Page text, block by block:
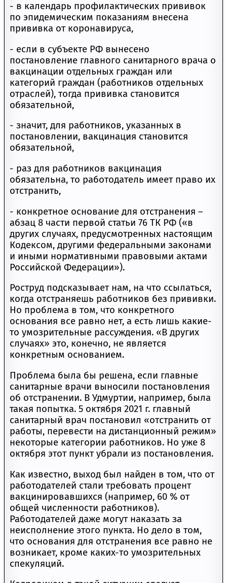
- в календарь профилактических прививок
по эпидемическим показаниям внесена
прививка от коронавируса,
- если в субъекте РФ вынесено
постановление главного санитарного врача о
вакцинации отдельных граждан или
категорий граждан (работников отдельных
отраслей), тогда прививка становится
обязательной,
- значит, для работников, указанных в
постановлении, вакцинация становится
обязательной,
- раз для работников вакцинация
обязательна, то работодатель имеет право их
отстранить,
- конкретное основание для отстранения –
абзац 8 части первой статьи 76 ТК РФ («в
других случаях, предусмотренных настоящим
Кодексом, другими федеральными законами
и иными нормативными правовыми актами
Российской Федерации»).
Роструд подсказывает нам, на что ссылаться,
когда отстраняешь работников без прививки.
Но проблема в том, что конкретного
основания все равно нет, а есть лишь какие-
то умозрительные рассуждения. «В других
случаях» это, конечно, не является
конкретным основанием.
Проблема была бы решена, если главные
санитарные врачи выносили постановления
об отстранении. В Удмуртии, например, была
такая попытка. 5 октября 2021 г. главный
санитарный врач постановил «отстранить от
работы, перевести на дистанционный режим»
некоторые категории работников. Но уже 8
октября этот пункт убрали из постановления.
Как известно, выход был найден в том, что от
работодателей стали требовать процент
вакцинировавшихся (например, 60 % от
общей численности работников).
Работодателей даже могут наказать за
неисполнение этого пункта. Но дело в том,
что основания для отстранения все равно не
возникает, кроме каких-то умозрительных
спекуляций.